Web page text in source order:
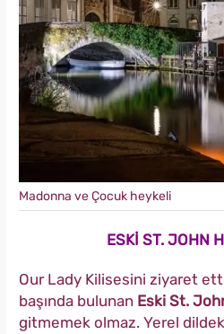
Madonna ve Çocuk heykeli
ESKİ ST. JOHN
Our Lady Kilisesini ziyaret
başında bulunan Eski St.
gitmemek olmaz. Yerel